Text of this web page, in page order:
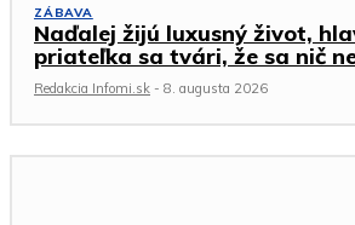
ZÁBAVA
Naďalej žijú luxusný život,
priateľka sa tvári, že sa nič
Redakcia Infomi.sk - 8. augusta 2026